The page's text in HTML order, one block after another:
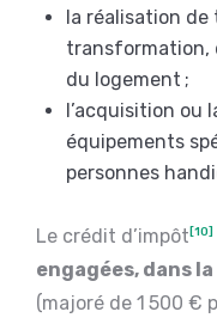
la réalisation
transformation,
du logement ;
l’acquisition ou
équipements
personnes
Le crédit d’impôt [10]
engagées, dans
(majoré de 1 500 €